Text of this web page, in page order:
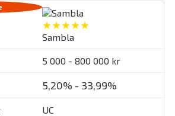
★★★★★
Sambla
5 000 - 800 000 kr
5,20% - 33,99%
UC